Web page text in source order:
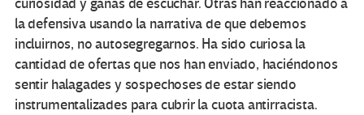
curiosidad y ganas de escuchar. Otras han reaccionado a
la defensiva usando la narrativa de que debemos
incluirnos, no autosegregarnos. Ha sido curiosa la
cantidad de ofertas que nos han enviado, haciéndonos
sentir halagades y sospechoses de estar siendo
instrumentalizades para cubrir la cuota antirracista.